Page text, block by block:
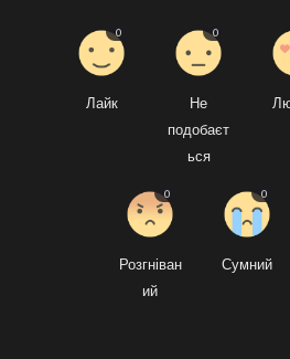
Лайк
0
Не
подобаєт
ься
0
Розгніван
ий
0
Сумний
0